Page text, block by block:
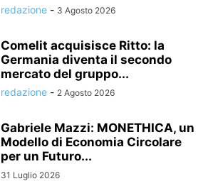
redazione - 3 Agosto 2026
Comelit acquisisce Ritto: la
Germania diventa il secondo
mercato del gruppo...
redazione - 2 Agosto 2026
Gabriele Mazzi: MONETHICA, un
Modello di Economia Circolare
per un Futuro...
31 Luglio 2026